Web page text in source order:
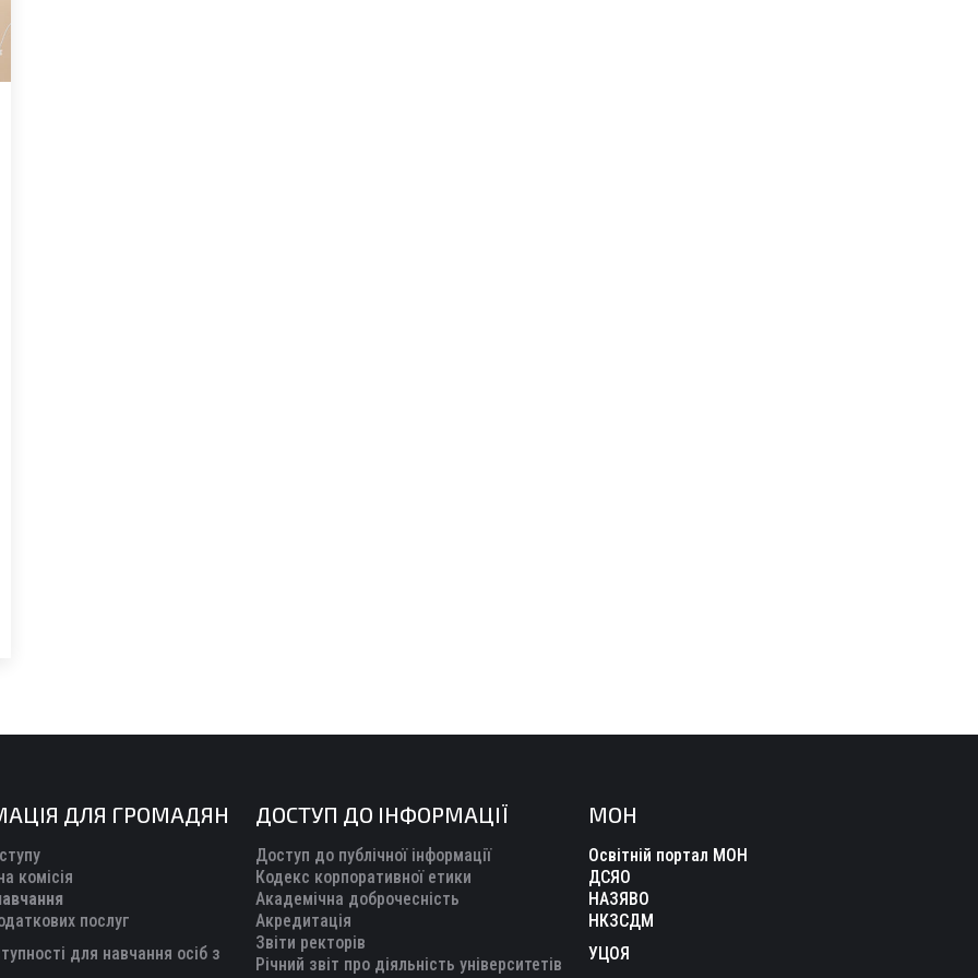
ДЛЯ ГРОМАДЯН
комісія
послуг
для навчання осіб з
ДОСТУП ДО ІНФОРМАЦІЇ
Доступ до публічної інформації
Кодекс корпоративної етики
Академічна доброчесність
Акредитація
Звіти ректорів
Річний звіт про діяльність університетів
МОН
Освітній портал МОН
ДСЯО
НАЗЯВО
НКЗСДМ
УЦОЯ